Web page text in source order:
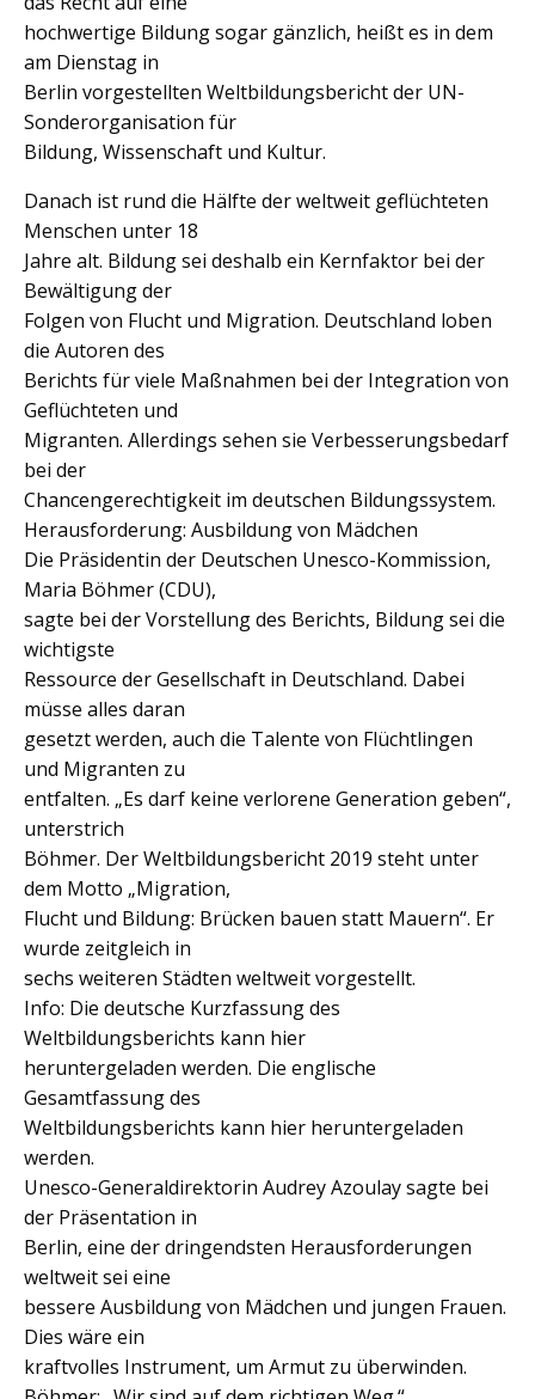
hochwertige Bildung sogar gänzlich, heißt es in dem
am Dienstag in
Berlin vorgestellten Weltbildungsbericht der UN-
Sonderorganisation für
Bildung, Wissenschaft und Kultur.
Danach ist rund die Hälfte der weltweit geflüchteten
Menschen unter 18
Jahre alt. Bildung sei deshalb ein Kernfaktor bei der
Bewältigung der
Folgen von Flucht und Migration. Deutschland loben
die Autoren des
Berichts für viele Maßnahmen bei der Integration von
Geflüchteten und
Migranten. Allerdings sehen sie Verbesserungsbedarf
bei der
Chancengerechtigkeit im deutschen Bildungssystem.
Herausforderung: Ausbildung von Mädchen
Die Präsidentin der Deutschen Unesco-Kommission,
Maria Böhmer (CDU),
sagte bei der Vorstellung des Berichts, Bildung sei die
wichtigste
Ressource der Gesellschaft in Deutschland. Dabei
müsse alles daran
gesetzt werden, auch die Talente von Flüchtlingen
und Migranten zu
entfalten. „Es darf keine verlorene Generation geben“,
unterstrich
Böhmer. Der Weltbildungsbericht 2019 steht unter
dem Motto „Migration,
Flucht und Bildung: Brücken bauen statt Mauern“. Er
wurde zeitgleich in
sechs weiteren Städten weltweit vorgestellt.
Info: Die deutsche Kurzfassung des
Weltbildungsberichts kann hier
heruntergeladen werden. Die englische
Gesamtfassung des
Weltbildungsberichts kann hier heruntergeladen
werden.
Unesco-Generaldirektorin Audrey Azoulay sagte bei
der Präsentation in
Berlin, eine der dringendsten Herausforderungen
weltweit sei eine
bessere Ausbildung von Mädchen und jungen Frauen.
Dies wäre ein
kraftvolles Instrument, um Armut zu überwinden.